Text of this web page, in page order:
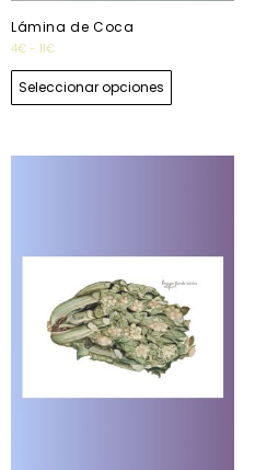
Lámina de Coca
4€ - 11€
Seleccionar opciones